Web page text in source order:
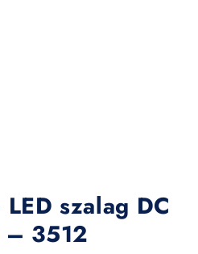
szalag DC
– 3512